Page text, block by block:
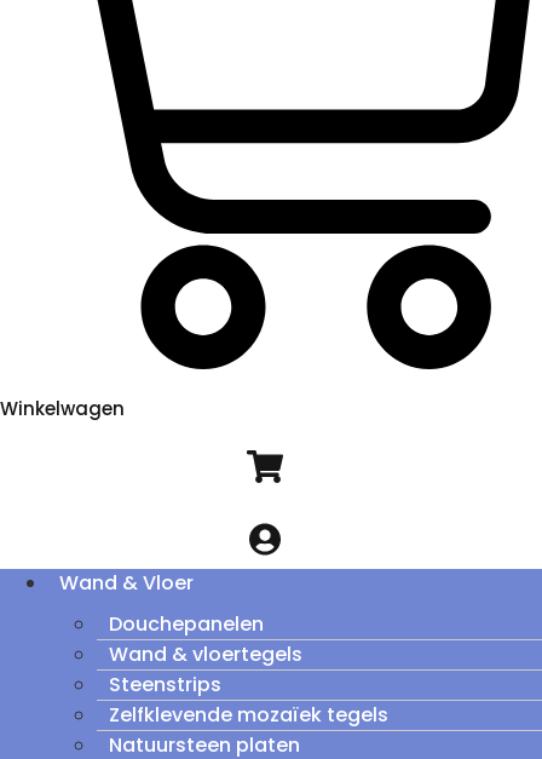
Winkelwagen
Wand & Vloer
Douchepanelen
Wand & vloertegels
Steenstrips
Zelfklevende mozaïek tegels
Natuursteen platen